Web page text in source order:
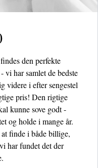
den perfekte
vi har samlet de bedste
videre i efter sengestel
pris! Den rigtige
kunne sove godt -
og holde i mange år.
finde i både billige,
har fundet det der